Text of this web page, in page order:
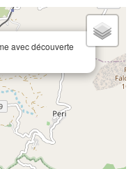
avec découverte